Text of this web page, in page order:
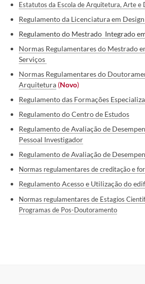
Estatutos da Escola de A​rqu​itetura​​​, Arte e
​Regulamento da Lice​nciatura em
Regulamentodo Mestrado Integrado
Normas Regulamentares do Mestrado
Serviços
Normas Regulamentares do
Arquitetura (Novo)
Regulamento das Formações
Regulamento do Centro de Estudos
Regulamento de Avaliação de
Pessoal Investigador
Regulamento de Avaliação de
Normas regulamentares de creditação e
Regulamento Acesso e Utilização do
Normas regulamentares de Estagios
Programas de Pos-Doutoramento